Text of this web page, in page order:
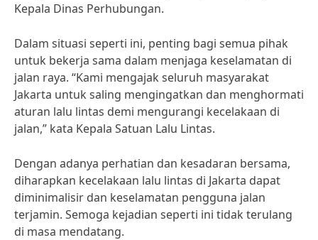
Kepala Dinas Perhubungan.
Dalam situasi seperti ini, penting bagi semua pihak
untuk bekerja sama dalam menjaga keselamatan di
jalan raya. “Kami mengajak seluruh masyarakat
Jakarta untuk saling mengingatkan dan menghormati
aturan lalu lintas demi mengurangi kecelakaan di
jalan,” kata Kepala Satuan Lalu Lintas.
Dengan adanya perhatian dan kesadaran bersama,
diharapkan kecelakaan lalu lintas di Jakarta dapat
diminimalisir dan keselamatan pengguna jalan
terjamin. Semoga kejadian seperti ini tidak terulang
di masa mendatang.